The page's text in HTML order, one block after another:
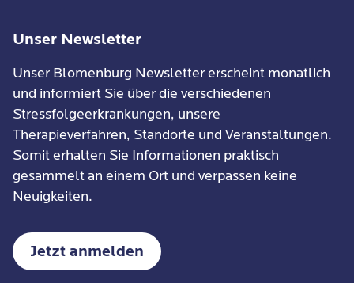
Unser Newsletter
Unser Blomenburg Newsletter erscheint monatlich
und informiert Sie über die verschiedenen
Stressfolgeerkrankungen, unsere
Therapieverfahren, Standorte und Veranstaltungen.
Somit erhalten Sie Informationen praktisch
gesammelt an einem Ort und verpassen keine
Neuigkeiten.
Jetzt anmelden